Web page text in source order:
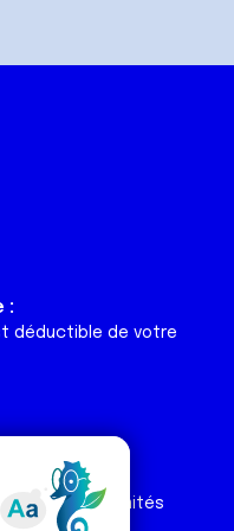
:
déductible de votre
Ligue & comités